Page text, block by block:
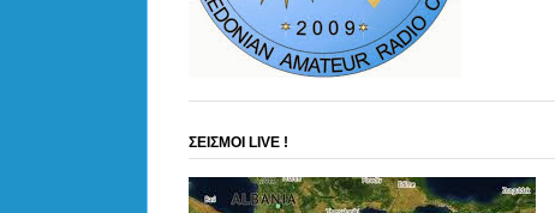
ΣΕΙΣΜΟΙ LIVE !